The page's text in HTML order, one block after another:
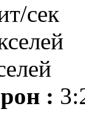
сек
: